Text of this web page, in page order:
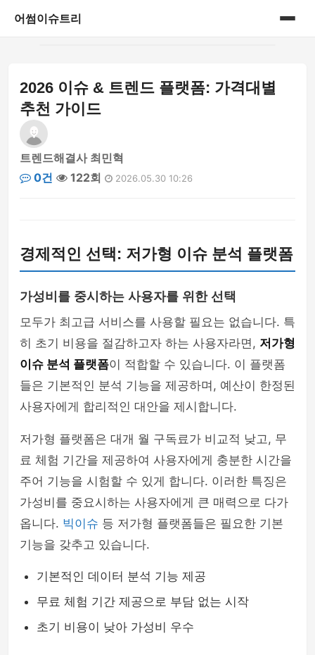
어썸이슈트리
사회 이슈 분석
2026 이슈 & 트렌드 플랫폼: 가격대별
추천 가이드
트렌드해결사 최민혁
0건
122회 2026.05.30 10:26
경제적인 선택: 저가형 이슈 분석 플랫폼
가성비를 중시하는 사용자를 위한 선택
모두가 최고급 서비스를 사용할 필요는 없습니다. 특
히 초기 비용을 절감하고자 하는 사용자라면, 저가형
이슈 분석 플랫폼이 적합할 수 있습니다. 이 플랫폼
들은 기본적인 분석 기능을 제공하며, 예산이 한정된
사용자에게 합리적인 대안을 제시합니다.
저가형 플랫폼은 대개 월 구독료가 비교적 낮고, 무
료 체험 기간을 제공하여 사용자에게 충분한 시간을
주어 기능을 시험할 수 있게 합니다. 이러한 특징은
가성비를 중요시하는 사용자에게 큰 매력으로 다가
옵니다. 빅이슈 등 저가형 플랫폼들은 필요한 기본
기능을 갖추고 있습니다.
기본적인 데이터 분석 기능 제공
무료 체험 기간 제공으로 부담 없는 시작
초기 비용이 낮아 가성비 우수